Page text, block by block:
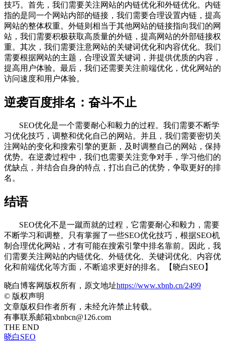
技巧。首先，我们需要关注网站的内链优化和外链优化。内链
指的是同一个网站内部的链接，我们需要合理设置内链，提高
网站的整体权重。外链则相当于其他网站的链接指向我们的网
站，我们需要积极获取高质量的外链，提高网站的外部链接权
重。其次，我们需要注意网站的关键词优化和内容优化。我们
需要根据网站的主题，合理设置关键词，并提供优质的内容，
提高用户体验。最后，我们还需要关注前端优化，优化网站的
访问速度和用户体验。
逆袭百度排名：奋斗不止
SEO优化是一个需要耐心和毅力的过程。我们需要不断学
习优化技巧，调整和优化自己的网站。并且，我们需要密切关
注网站的变化和搜索引擎的更新，及时调整自己的网站，保持
优势。在逆袭过程中，我们也需要关注竞争对手，学习他们的
优缺点，并结合自身的特点，打出自己的优势，争取更好的排
名。
结语
SEO优化不是一蹴而就的过程，它需要耐心和毅力，需要
不断学习和调整。只有掌握了一些SEO优化技巧，根据SEO机
制合理优化网站，才有可能在搜索引擎中排名靠前。因此，我
们需要关注网站的内链优化、外链优化、关键词优化、内容优
化和前端优化等方面，不断追求更好的排名。【晓白SEO】
晓白博客网版权所有，原文地址https://www.xbnb.cn/2499
© 版权声明
文章版权归作者所有，未经允许禁止转载。
有事联系邮箱xbnbcn@126.com
THE END
晓白SEO